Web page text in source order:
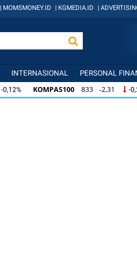
| MOMSMONEY.ID | KGMEDIA.ID |
INTERNASIONAL PERSONAL
-0,12% KOMPAS100 833 -2,31 -
-0,12% KOMPAS100 833 -2,31 -